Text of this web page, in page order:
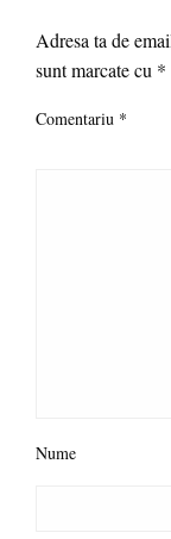
Adresa ta de
sunt marcate cu *
Comentariu *
Nume